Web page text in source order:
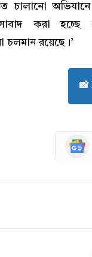
চালানো
করা
চলমান রয়েছে।’
📸